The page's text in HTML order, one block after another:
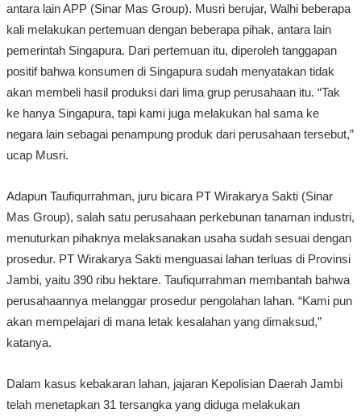
antara lain APP (Sinar Mas Group). Musri berujar, Walhi beberapa
kali melakukan pertemuan dengan beberapa pihak, antara lain
pemerintah Singapura. Dari pertemuan itu, diperoleh tanggapan
positif bahwa konsumen di Singapura sudah menyatakan tidak
akan membeli hasil produksi dari lima grup perusahaan itu. “Tak
ke hanya Singapura, tapi kami juga melakukan hal sama ke
negara lain sebagai penampung produk dari perusahaan tersebut,”
ucap Musri.
Adapun Taufiqurrahman, juru bicara PT Wirakarya Sakti (Sinar
Mas Group), salah satu perusahaan perkebunan tanaman industri,
menuturkan pihaknya melaksanakan usaha sudah sesuai dengan
prosedur. PT Wirakarya Sakti menguasai lahan terluas di Provinsi
Jambi, yaitu 390 ribu hektare. Taufiqurrahman membantah bahwa
perusahaannya melanggar prosedur pengolahan lahan. “Kami pun
akan mempelajari di mana letak kesalahan yang dimaksud,”
katanya.
Dalam kasus kebakaran lahan, jajaran Kepolisian Daerah Jambi
telah menetapkan 31 tersangka yang diduga melakukan